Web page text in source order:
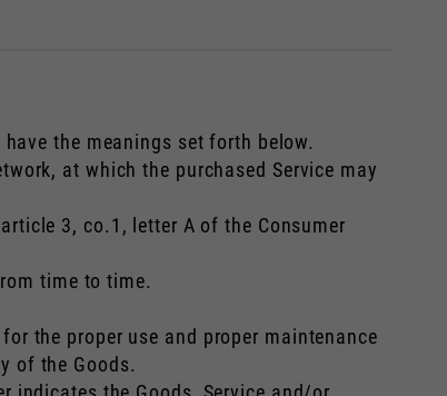
the meanings set forth below.
at which the purchased Service may
3, co.1, letter A of the Consumer
time to time.
the proper use and proper maintenance
of the Goods.